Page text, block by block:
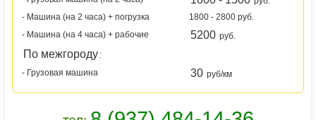
- Машина (на 2 часа) + погрузка
1800 - 2800 руб.
- Машина (на 4 часа) + рабочие
5200 руб.
По межгороду :
- Грузовая машина
30 руб/км